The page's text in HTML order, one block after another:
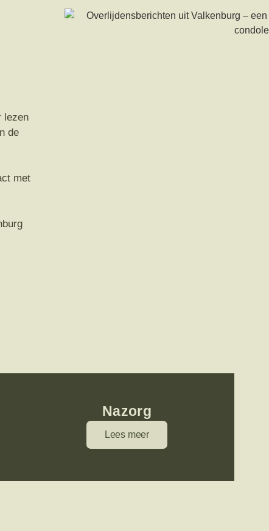
lezen
de
met
Nazorg
Lees meer